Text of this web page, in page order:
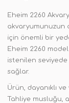
Eheim 2260
akvaryumunuzun
için önemli bir
Eheim 2260
istenilen seviyede
sağlar.
Ürün, dayanıklı
Tahliye musluğu,